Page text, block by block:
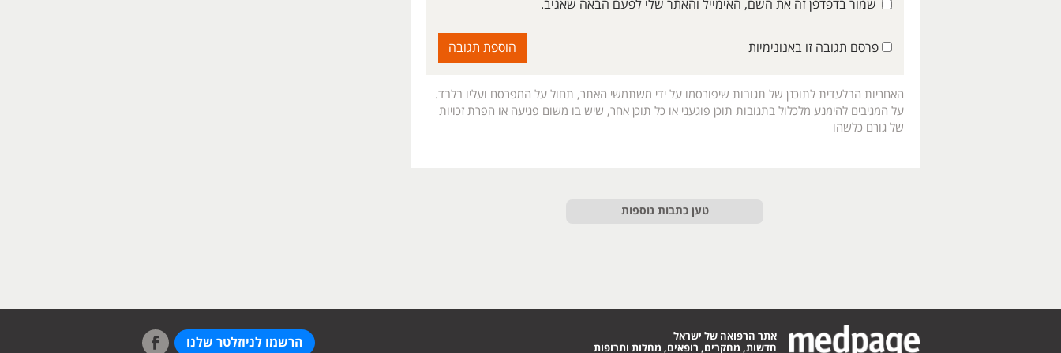
שמור בדפדפן זה את השם, האימייל והאתר שלי לפעם הבאה שאגיב.
פרסם תגובה זו באנונימיות
האחריות הבלעדית לתוכנן של תגובות שיפורסמו על ידי משתמשי האתר, תחול על המפרסם ועליו בלבד.
על המגיבים להימנע מלכלול בתגובות תוכן פוגעני או כל תוכן אחר, שיש בו משום פגיעה או הפרת זכויות
של גורם כלשהו
טען כתבות נוספות
אתר הרפואה של ישראל
חדשות, מחקרים, רופאים, מחלות ותרופות
הרשמו לניוזלטר שלנו